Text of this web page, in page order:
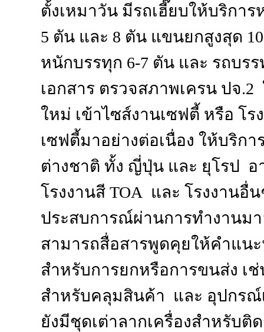
ตั้งเหมาวัน มีรถเฮี๊ยบให้บริกา
5 ตัน และ 8 ตัน แขนยกสูงสุด
หนักบรรทุก 6-7 ตัน และ รถบร
เอกสาร ตรวจสภาพเครน ปจ
ใหม่ เข้าไซส์งานเซฟตี้ หรือ โ
เซฟตี้มาอย่างต่อเนื่อง ให้บริก
ต่างชาติ ทั้ง ญี่ปุ่น และ ยุโรป อ
โรงงานสี TOA และ โรงงานอื่
ประสบการณ์ผ่านการทำงานม
สามารถสื่อสารพูดคุยให้คำแน
สำหรับการยกหรือการขนส่ง
สำหรับคลุมสินค้า และ อุปกรณ์
ยังมีชุดเต่าลากเครื่องสำหรับ